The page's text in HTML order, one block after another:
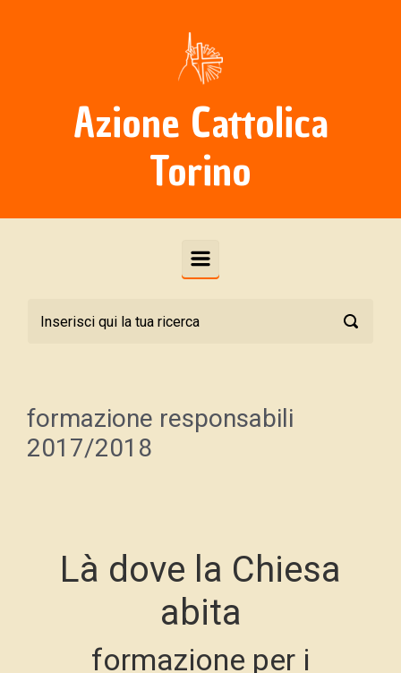
Azione Cattolica
Torino
formazione responsabili
2017/2018
Là dove la Chiesa
abita
formazione per i